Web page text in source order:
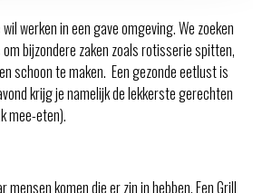
werken in een gave omgeving. We zoeken
bijzondere zaken zoals rotisserie spitten,
schoon te maken. Een gezonde eetlust is
krijg je namelijk de lekkerste gerechten
mee-eten).
mensen komen die er zin in hebben. Een Grill